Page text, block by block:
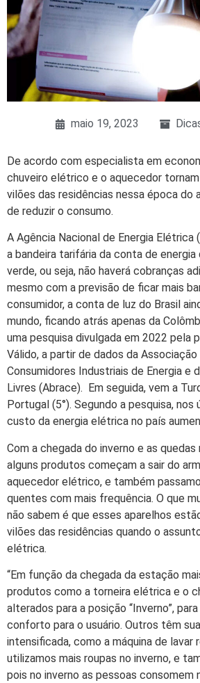
maio 19, 2023
De acordo com especialista em
chuveiro elétrico e o aquecedor
vilões das residências nessa época do
de reduzir o consumo.
A Agência Nacional de Energia Elétrica
a bandeira tarifária da conta de energia
verde, ou seja, não haverá cobranças
mesmo com a previsão de ficar mais
consumidor, a conta de luz do Brasil
mundo, ficando atrás apenas da
uma pesquisa divulgada em 2022 pela
Válido, a partir de dados da Associação
Consumidores Industriais de Energia e
Livres (Abrace). Em seguida, vem a
Portugal (5°). Segundo a pesquisa,
custo da energia elétrica no país
Com a chegada do inverno e as
alguns produtos começam a sair do
aquecedor elétrico, e também
quentes com mais frequência. O que
não sabem é que esses aparelhos
vilões das residências quando o
elétrica.
“Em função da chegada da estação
produtos como a torneira elétrica e o
alterados para a posição “Inverno”,
conforto para o usuário. Outros têm
intensificada, como a máquina de lavar
utilizamos mais roupas no inverno, e
pois no inverno as pessoas consomem